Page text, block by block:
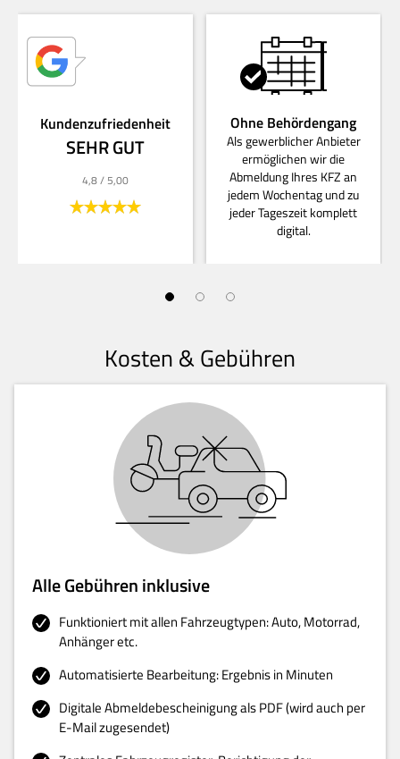
Kundenzufriedenheit
SEHR GUT
4,8/ 5,00
Ohne Behördengang
Als gewerblicher Anbieter
ermöglichen wir die
Abmeldung Ihres KFZ an
jedem Wochentag und zu
jeder Tageszeit komplett
digital.
Kosten & Gebühren
Alle Gebühren inklusive
Funktioniert mit allen Fahrzeugtypen: Auto, Motorrad,
Anhänger etc.
Automatisierte Bearbeitung: Ergebnis in Minuten
Digitale Abmeldebescheinigung als PDF (wird auch per
E-Mail zugesendet)